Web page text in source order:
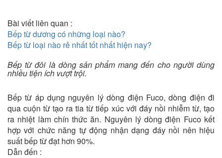
Bài viết liên quan :
Bếp từ dương có những loại nào?
Bếp từ loại nào rẻ nhất tốt nhất hiện nay?
Bếp từ đôi là dòng sản phẩm mang đến cho người dùng
nhiều tiện ích vượt trội.
Bếp từ áp dụng nguyên lý dòng điện Fuco, dòng điện đi
qua cuộn từ tạo ra tia từ tiếp xúc với đáy nồi nhiễm từ, tạo
ra nhiệt làm chín thức ăn. Nguyên lý dòng điện Fuco kết
hợp với chức năng tự động nhận dạng đáy nồi nên hiệu
suất bếp từ đạt hơn 90%.
Dẫn đến :